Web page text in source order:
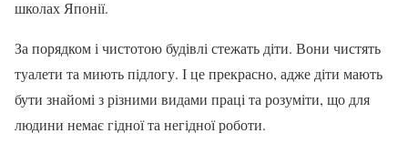
школах Японії.
За порядком і чистотою будівлі стежать діти. Вони чистять
туалети та миють підлогу. І це прекрасно, адже діти мають
бути знайомі з різними видами праці та розуміти, що для
людини немає гідної та негідної роботи.